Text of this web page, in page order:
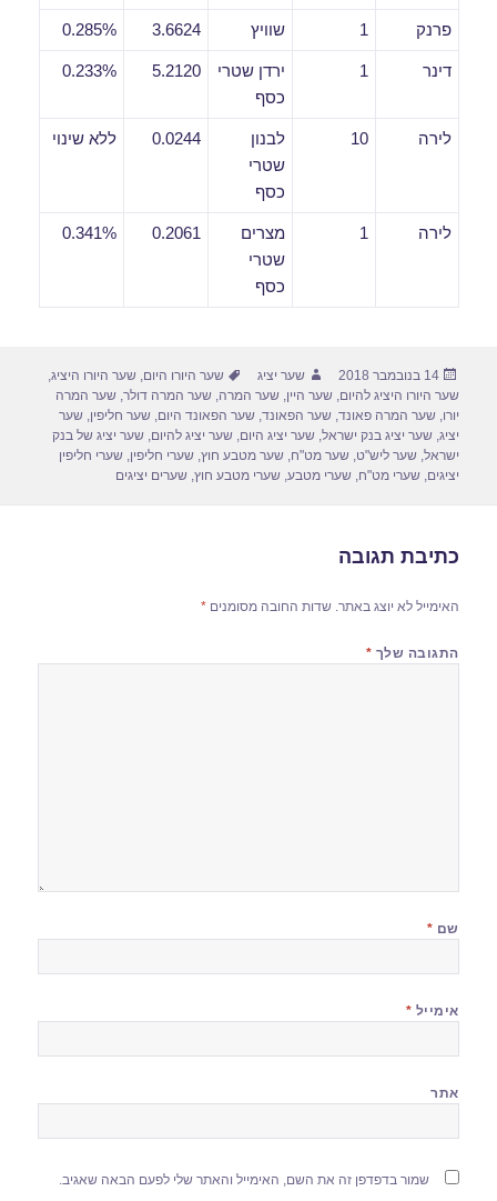
פרנק 1 שוויץ 3.6624
0.285%
דינר 1
ירדן שטרי
כסף
5.2120
0.233%
לירה 10
לבנון
שטרי
כסף
0.0244 ללא שינוי
לירה 1
מצרים
שטרי
כסף
0.2061
0.341%
פורסם
בתאריך
14 בנובמבר 2018 מחבר
שער יציג תגיות
שער היורו היום,שער היורו היציג,
שער היורו היציג להיום,שער היין,שער המרה,שער המרה דולר,שער המרה
יורו,שער המרה פאונד,שער הפאונד,שער הפאונד היום,שער חליפין,שער
יציג,שער יציג בנק ישראל,שער יציג היום,שער יציג להיום,שער יציג של בנק
ישראל,שער ליש"ט,שער מט"ח,שער מטבע חוץ,שערי חליפין,שערי חליפין
יציגים,שערי מט"ח,שערי מטבע,שערי מטבע חוץ,שערים יציגים
כתיבת תגובה
האימייל לא יוצג באתר. שדות החובה מסומנים*
התגובה שלך *
שם *
אימייל *
אתר
שמור בדפדפן זה את השם, האימייל והאתר שלי לפעם הבאה שאגיב.